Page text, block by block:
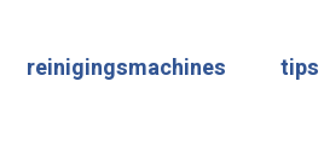
reinigingsmachines tips